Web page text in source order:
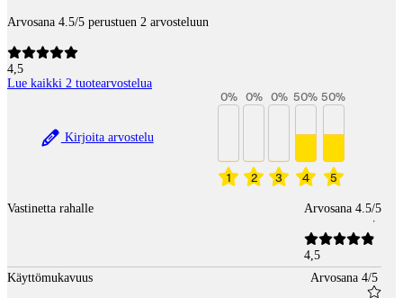
Arvosana 4.5/5 perustuen 2 arvosteluun
4,5
Lue kaikki 2 tuotearvostelua
Kirjoita arvostelu
1
0%
2
0%
3
0%
4
50%
5
50%
Vastinetta rahalle Arvosana 4.5/5
4,5
Käyttömukavuus
Arvosana 4/5